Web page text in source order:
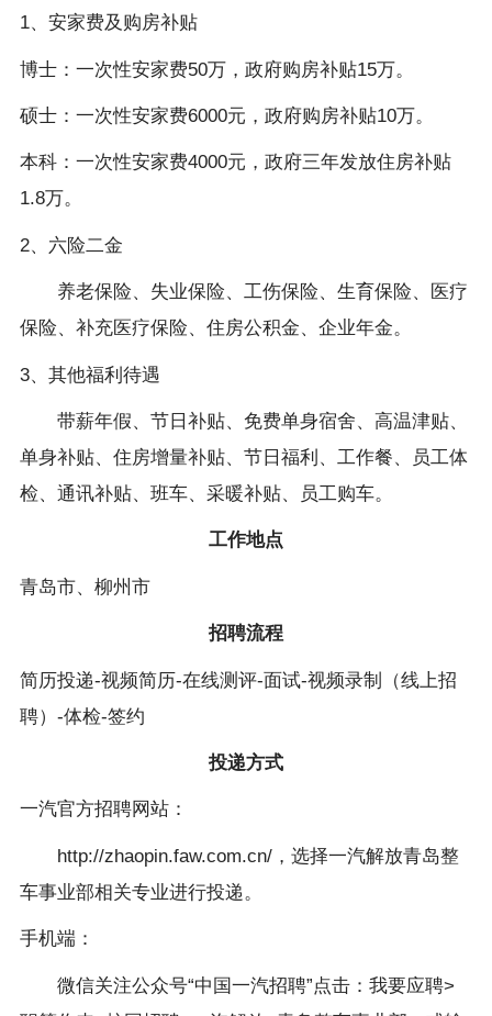
1、安家费及购房补贴
博士：一次性安家费50万，政府购房补贴15万。
硕士：一次性安家费6000元，政府购房补贴10万。
本科：一次性安家费4000元，政府三年发放住房补贴
1.8万。
2、六险二金
养老保险、失业保险、工伤保险、生育保险、医疗
保险、补充医疗保险、住房公积金、企业年金。
3、其他福利待遇
带薪年假、节日补贴、免费单身宿舍、高温津贴、
单身补贴、住房增量补贴、节日福利、工作餐、员工体
检、通讯补贴、班车、采暖补贴、员工购车。
工作地点
青岛市、柳州市
招聘流程
简历投递-视频简历-在线测评-面试-视频录制（线上招
聘）-体检-签约
投递方式
一汽官方招聘网站：
http://zhaopin.faw.com.cn/，选择一汽解放青岛整
车事业部相关专业进行投递。
手机端：
微信关注公众号“中国一汽招聘”点击：我要应聘>